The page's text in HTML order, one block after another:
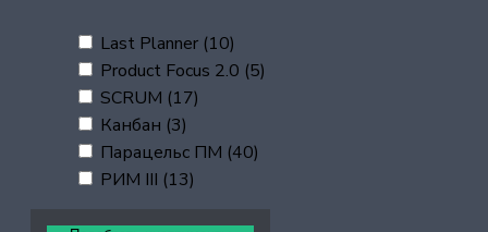
Last Planner (10)
Product Focus 2.0 (5)
SCRUM (17)
Канбан (3)
Парацельс ПМ (40)
РИМ III (13)